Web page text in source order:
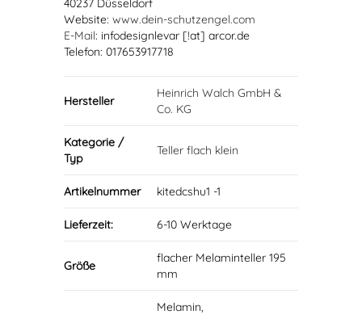
40237 Düsseldorf
Website: www.dein-schutzengel.com
E-Mail: infodesignlevar [!at] arcor.de
Telefon: 017653917718
Hersteller
Heinrich Walch GmbH &
Co. KG
Kategorie /
Typ
Teller flach klein
Artikelnummer kitedcshu1 -1
Lieferzeit: 6-10 Werktage
Größe
flacher Melaminteller 195
mm
Melamin,